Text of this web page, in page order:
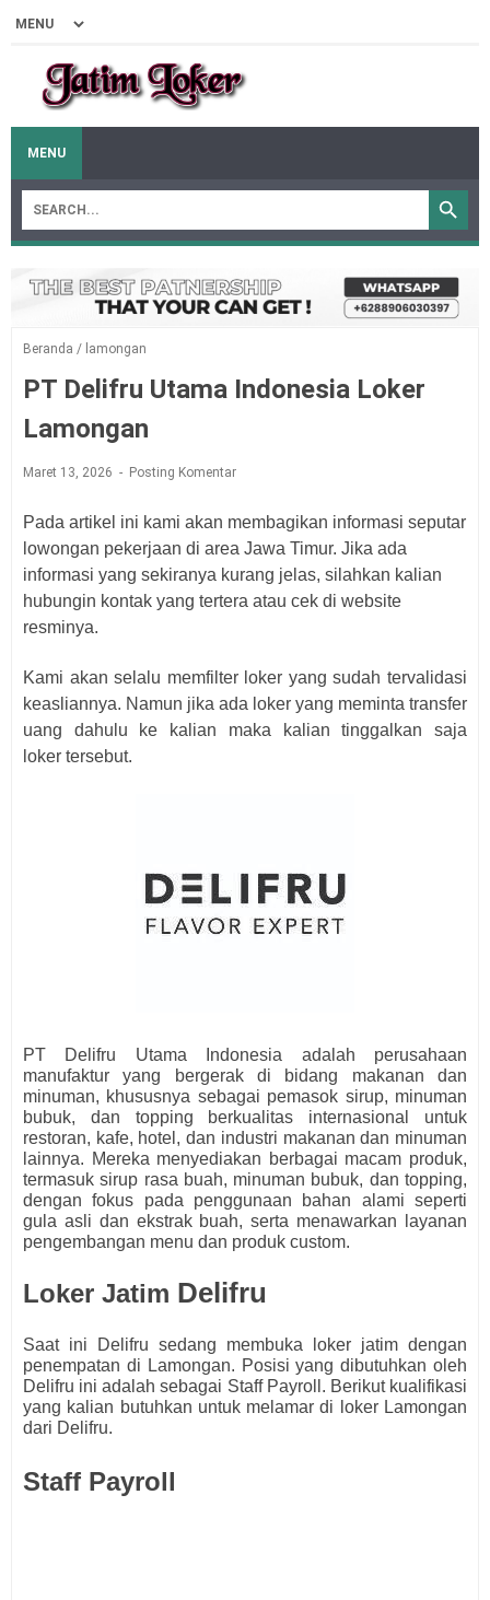
MENU
Beranda / lamongan
PT Delifru Utama Indonesia Loker
Lamongan
Maret 13, 2026 Posting Komentar
Pada artikel ini kami akan membagikan informasi seputar
lowongan pekerjaan di area Jawa Timur. Jika ada
informasi yang sekiranya kurang jelas, silahkan kalian
hubungin kontak yang tertera atau cek di website
resminya.
Kami akan selalu memfilter loker yang sudah tervalidasi
keasliannya. Namun jika ada loker yang meminta transfer
uang dahulu ke kalian maka kalian tinggalkan saja
loker tersebut.
PT Delifru Utama Indonesia adalah perusahaan
manufaktur yang bergerak di bidang makanan dan
minuman, khususnya sebagai pemasok sirup, minuman
bubuk, dan topping berkualitas internasional untuk
restoran, kafe, hotel, dan industri makanan dan minuman
lainnya. Mereka menyediakan berbagai macam produk,
termasuk sirup rasa buah, minuman bubuk, dan topping,
dengan fokus pada penggunaan bahan alami seperti
gula asli dan ekstrak buah, serta menawarkan layanan
pengembangan menu dan produk custom.
Loker Jatim Delifru
Saat ini Delifru sedang membuka loker jatim dengan
penempatan di Lamongan. Posisi yang dibutuhkan oleh
Delifru ini adalah sebagai Staff Payroll. Berikut kualifikasi
yang kalian butuhkan untuk melamar di loker Lamongan
dari Delifru.
Staff Payroll